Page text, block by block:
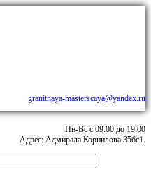
granitnaya-masterscaya@yandex.ru
Пн-Вс с 09:00 до 19:00
Адрес: Адмирала Корнилова 35бс1.